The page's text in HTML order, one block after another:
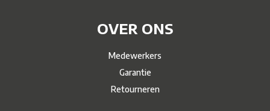
OVER ONS
Medewerkers
Garantie
Retourneren